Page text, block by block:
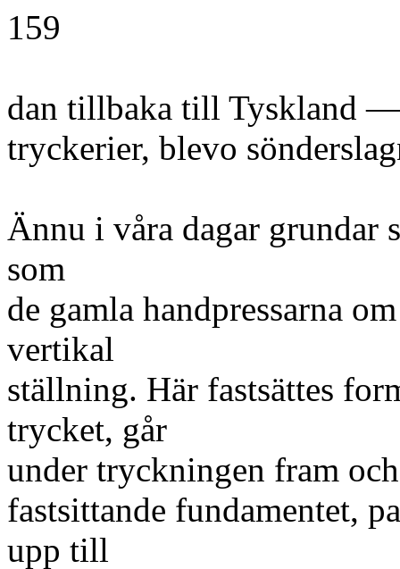
159
dan tillbaka till Tyskland —
tryckerier, blevo
Ännu i våra dagar grundar
som
de gamla handpressarna
vertikal
ställning. Här fastsättes
trycket, går
under tryckningen fram
fastsittande fundamentet,
upp till